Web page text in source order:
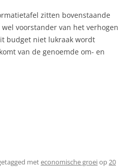
zitten bovenstaande
voorstander van het verhogen
budget niet lukraak wordt
van de genoemde om- en
meteconomische groeiop20